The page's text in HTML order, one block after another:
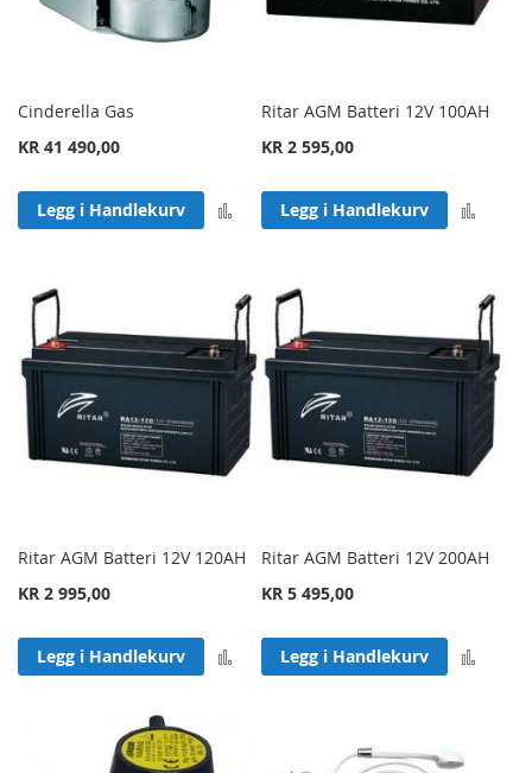
Cinderella Gas
KR 41 490,00
Legg i Handlekurv Legg til sammenligning
Ritar AGM Batteri 12V 100AH
KR 2 595,00
Legg i Handlekurv
Ritar AGM Batteri 12V 120AH
KR 2 995,00
Legg i Handlekurv Legg til sammenligning
Ritar AGM Batteri 12V 200AH
KR 5 495,00
Legg i Handlekurv